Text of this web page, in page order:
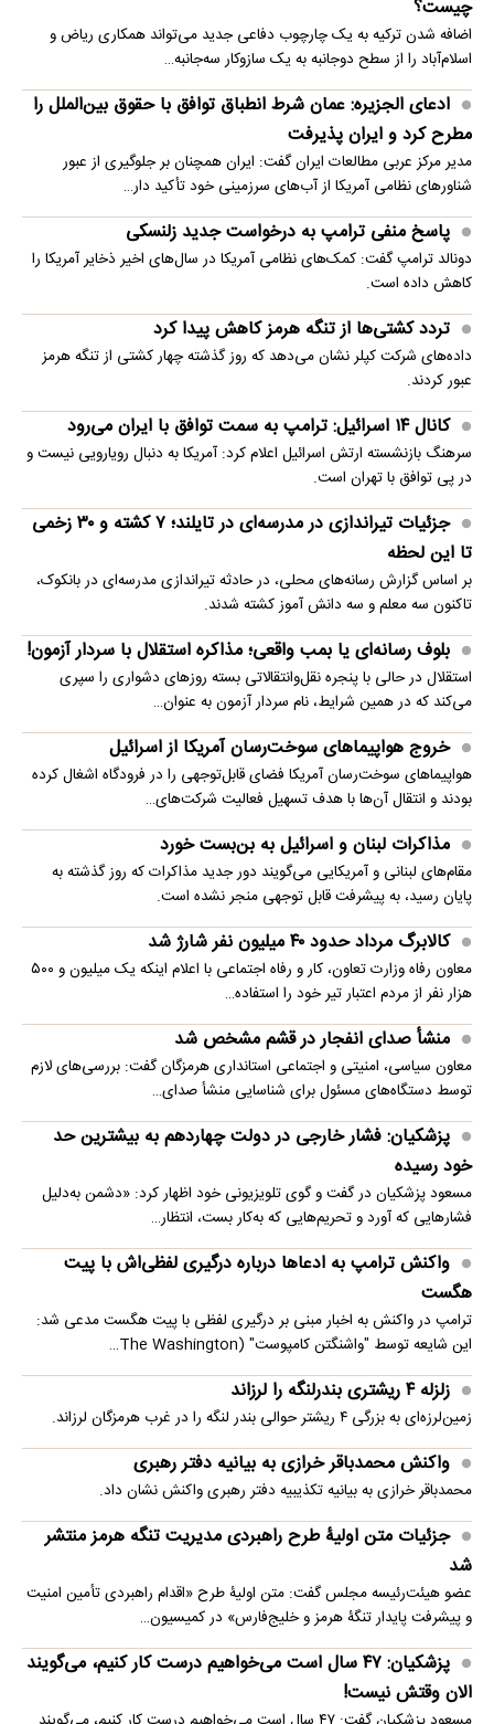
چیست؟
اضافه شدن ترکیه به یک چارچوب دفاعی جدید می‌تواند همکاری ریاض و
اسلام‌آباد را از سطح دوجانبه به یک سازوکار سه‌جانبه…
ادعای الجزیره: عمان شرط انطباق توافق با حقوق بین‌الملل را
مطرح کرد و ایران پذیرفت
مدیر مرکز عربی مطالعات ایران گفت: ایران همچنان بر جلوگیری از عبور
شناورهای نظامی آمریکا از آب‌های سرزمینی خود تأکید دار…
پاسخ منفی ترامپ به درخواست جدید زلنسکی
دونالد ترامپ گفت: کمک‌های نظامی آمریکا در سال‌های اخیر ذخایر آمریکا را
کاهش داده است.
تردد کشتی‌ها از تنگه هرمز کاهش پیدا کرد
داده‌های شرکت کپلر نشان می‌دهد که روز گذشته چهار کشتی از تنگه هرمز
عبور کردند.
کانال ۱۴ اسرائیل: ترامپ به سمت توافق با ایران می‌رود
سرهنگ بازنشسته ارتش اسرائیل اعلام کرد: آمریکا به دنبال رویارویی نیست و
در پی توافق با تهران است.
جزئیات تیراندازی در مدرسه‌ای در تایلند؛ ۷ کشته و ۳۰ زخمی
تا این لحظه
بر اساس گزارش رسانه‌های محلی، در حادثه تیراندازی مدرسه‌ای در بانکوک،
تاکنون سه معلم و سه دانش آموز کشته شدند.
بلوف رسانه‌ای یا بمب واقعی؛ مذاکره استقلال با سردار آزمون!
استقلال در حالی با پنجره نقل‌وانتقالاتی بسته روزهای دشواری را سپری
می‌کند که در همین شرایط، نام سردار آزمون به عنوان…
خروج هواپیماهای سوخت‌رسان آمریکا از اسرائیل
هواپیماهای سوخت‌رسان آمریکا فضای قابل‌توجهی را در فرودگاه اشغال کرده
بودند و انتقال آن‌ها با هدف تسهیل فعالیت شرکت‌های…
مذاکرات لبنان و اسرائیل به بن‌بست خورد
مقام‌های لبنانی و آمریکایی می‌گویند دور جدید مذاکرات که روز گذشته به
پایان رسید، به پیشرفت قابل توجهی منجر نشده است.
کالابرگ مرداد حدود ۴۰‌ میلیون نفر شارژ شد
معاون رفاه وزارت تعاون، کار و رفاه اجتماعی با اعلام اینکه یک میلیون و ۵۰۰
هزار نفر از مردم اعتبار تیر خود را استفاده…
منشأ صدای انفجار در قشم مشخص شد
معاون سیاسی، امنیتی و اجتماعی استانداری هرمزگان گفت: بررسی‌های لازم
توسط دستگاه‌های مسئول برای شناسایی منشأ صدای…
پزشکیان: فشار خارجی در دولت چهاردهم به بیشترین حد
خود رسیده
مسعود پزشکیان در گفت و گوی تلویزیونی خود اظهار کرد: «دشمن به‌دلیل
فشارهایی که آورد و تحریم‌هایی که به‌کار بست، انتظار…
واکنش ترامپ به ادعاها درباره درگیری لفظی‌اش با پیت
هگست
ترامپ در واکنش به اخبار مبنی بر درگیری لفظی با پیت هگست مدعی شد:
این شایعه توسط "واشنگتن کامپوست" (The Washington…
زلزله ۴ ریشتری بندرلنگه را لرزاند
زمین‌لرزه‌ای به بزرگی ۴ ریشتر حوالی بندر لنگه را در غرب هرمزگان لرزاند.
واکنش محمدباقر خرازی به بیانیه دفتر رهبری
محمدباقر خرازی به بیانیه تکذیبیه دفتر رهبری واکنش نشان داد.
جزئیات متن اولیۀ طرح راهبردی مدیریت تنگه هرمز منتشر
شد
عضو هیئت‌رئیسه مجلس گفت: متن اولیۀ طرح «اقدام راهبردی تأمین امنیت
و پیشرفت پایدار تنگۀ هرمز و خلیج‌فارس» در کمیسیون…
پزشکیان: ۴۷ سال است می‌خواهیم درست کار کنیم، می‌گویند
الان وقتش نیست!